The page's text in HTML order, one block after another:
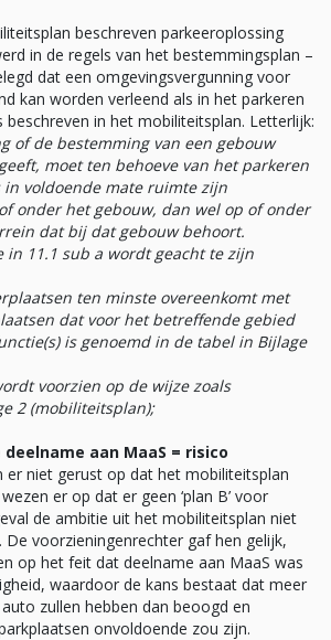
beschreven parkeeroplossing
in de regels van het bestemmingsplan –
dat een omgevingsvergunning voor
kan worden verleend als in het parkeren
in het mobiliteitsplan. Letterlijk:
of de bestemming van een gebouw
moet ten behoeve van het parkeren
in voldoende mate ruimte zijn
onder het gebouw, dan wel op of onder
dat bij dat gebouw behoort.
in 11.1 sub a wordt geacht te zijn
ten minste overeenkomt met
dat voor het betreffende gebied
is genoemd in de tabel in Bijlage
voorzien op de wijze zoals
2 (mobiliteitsplan);
aan MaaS = risico
er niet gerust op dat het mobiliteitsplan
er op dat er geen ‘plan B’ voor
de ambitie uit het mobiliteitsplan niet
De voorzieningenrechter gaf hen gelijk,
op het feit dat deelname aan MaaS was
waardoor de kans bestaat dat meer
zullen hebben dan beoogd en
onvoldoende zou zijn.